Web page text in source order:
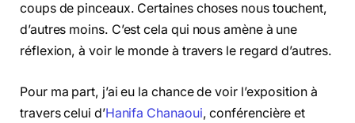
coups de pinceaux. Certaines choses nous touchent,
d’autres moins. C’est cela qui nous amène à une
réflexion, à voir le monde à travers le regard d’autres.
Pour ma part, j’ai eu la chance de voir l’exposition à
travers celui d’Hanifa Chanaoui, conférencière et